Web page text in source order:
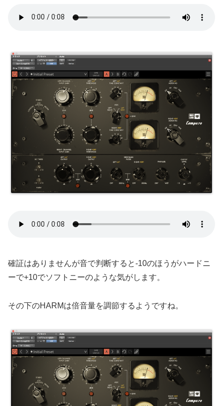
確証はありませんが音で判断すると-10のほうがハードニ
ーで+10でソフトニーのような気がします。
その下のHARMは倍音量を調節するようですね。